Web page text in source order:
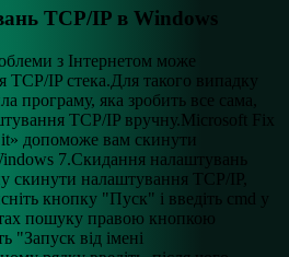
TCP/IP в Windows
з Інтернетом може
IP стека.Для такого випадку
програму, яка зробить все сама,
TCP/IP вручну.Microsoft Fix
допоможе вам скинути
7.Скидання налаштувань
скинути налаштування TCP/IP,
кнопку "Пуск" і введіть cmd у
пошуку правою кнопкою
"Запуск від імені